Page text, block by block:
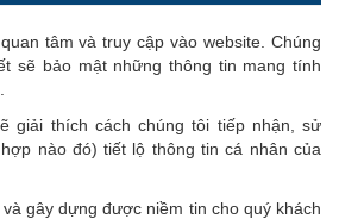
tâm và truy cập vào website. Chúng
sẽ bảo mật những thông tin mang tính
giải thích cách chúng tôi tiếp nhận, sử
nào đó) tiết lộ thông tin cá nhân của
gây dựng được niềm tin cho quý khách